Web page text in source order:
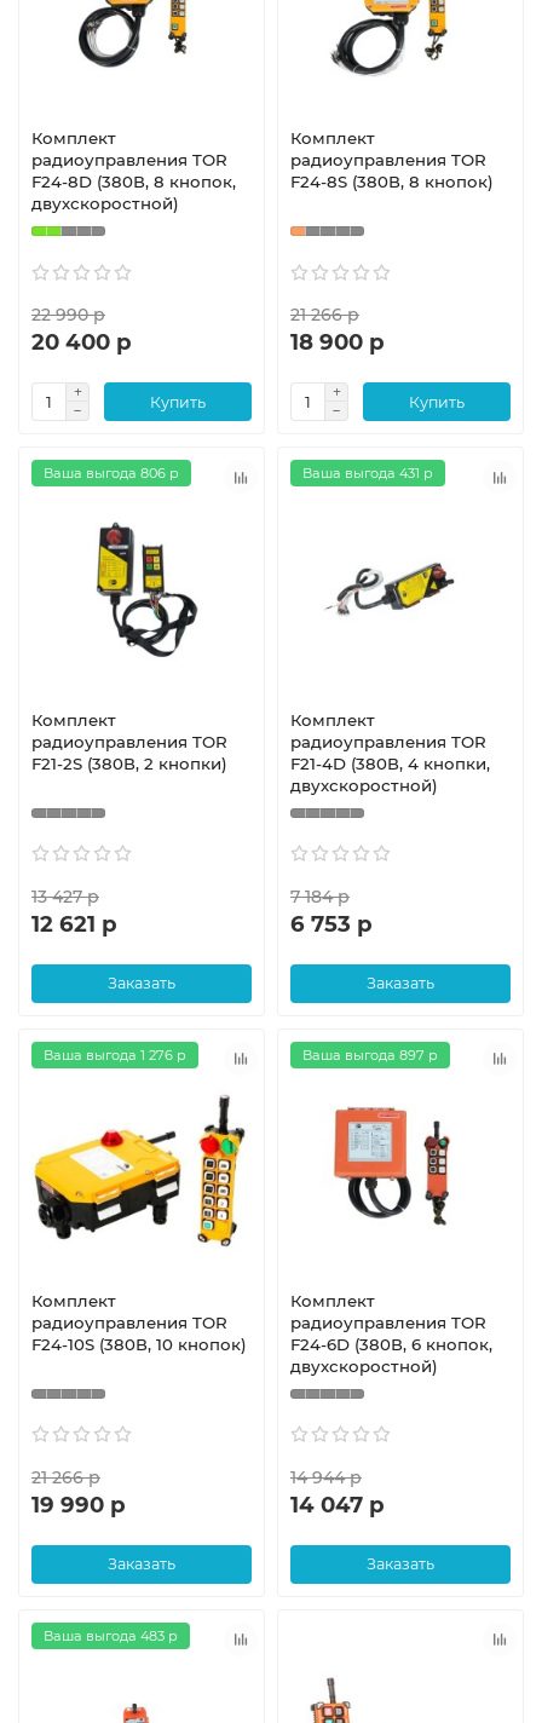
Комплект
радиоуправления TOR
F24-8D (380В, 8 кнопок,
двухскоростной)
22 990 р
20 400 р
Купить
Комплект
радиоуправления TOR
F24-8S (380В, 8 кнопок)
21 266 р
18 900 р
Купить
Ваша выгода 806 р
Комплект
радиоуправления TOR
F21-2S (380В, 2 кнопки)
13 427 р
12 621 р
Заказать
Ваша выгода 431 р
Комплект
радиоуправления TOR
F21-4D (380В, 4 кнопки,
двухскоростной)
7 184 р
6 753 р
Заказать
Ваша выгода 1 276 р
Комплект
радиоуправления TOR
F24-10S (380В, 10 кнопок)
21 266 р
19 990 р
Заказать
Ваша выгода 897 р
Комплект
радиоуправления TOR
F24-6D (380В, 6 кнопок,
двухскоростной)
14 944 р
14 047 р
Заказать
Ваша выгода 483 р